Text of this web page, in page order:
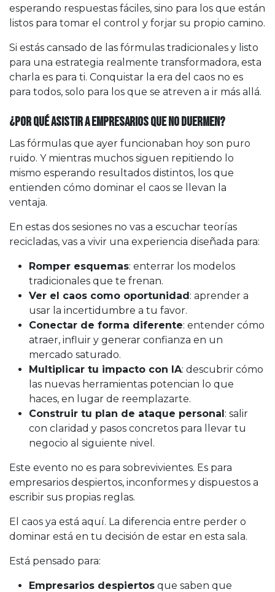
esperando respuestas fáciles, sino para los que están
listos para tomar el control y forjar su propio camino.
Si estás cansado de las fórmulas tradicionales y listo
para una estrategia realmente transformadora, esta
charla es para ti. Conquistar la era del caos no es
para todos, solo para los que se atreven a ir más all​á.
¿Por qué asistir a Empresarios que No Duermen?
Las fórmulas que ayer funcionaban hoy son puro
ruido. Y mientras muchos siguen repitiendo lo
mismo esperando resultados distintos, los que
entienden cómo dominar el caos se llevan la
ventaja.
En estas dos sesiones no vas a escuchar teorías
recicladas, vas a vivir una experiencia diseñada para:
Romper esquemas: enterrar los modelos
tradicionales que te frenan.
Ver el caos como oportunidad: aprender a
usar la incertidumbre a tu favor.
Conectar de forma diferente: entender cómo
atraer, influir y generar confianza en un
mercado saturado.
Multiplicar tu impacto con IA: descubrir cómo
las nuevas herramientas potencian lo que
haces, en lugar de reemplazarte.
Construir tu plan de ataque personal: salir
con claridad y pasos concretos para llevar tu
negocio al siguiente nivel.
Este evento no es para sobrevivientes. Es para
empresarios despiertos, inconformes y dispuestos a
escribir sus propias reglas.
El caos ya está aquí. La diferencia entre perder o
dominar está en tu decisión de estar en esta sala.
Está pensado para:
Empresarios despiertos que saben que